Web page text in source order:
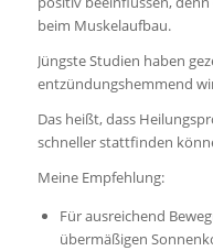
beim Muskelaufbau.
Jüngste Studien haben
entzündungshemmend
Das heißt, dass
schneller stattfinden
Meine Empfehlung:
Für ausreichend
übermäßigen